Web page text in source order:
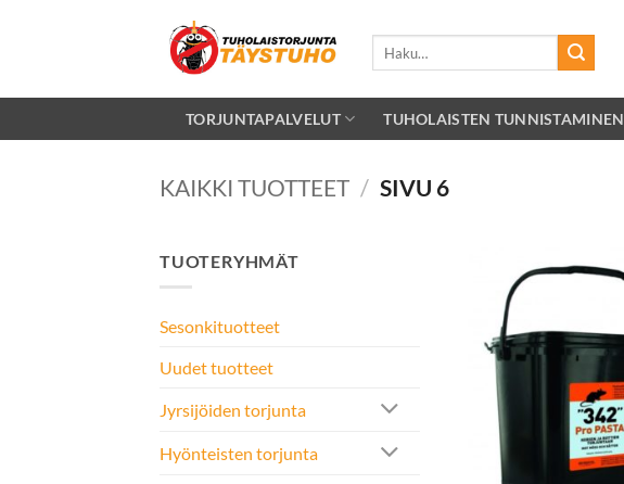
TORJUNTAPALVELUT TUHOLAISTEN TUNNISTAMINEN
KAIKKI TUOTTEET / SIVU 6
TUOTERYHMÄT
Sesonkituotteet
Uudet tuotteet
Jyrsijöiden torjunta
Hyönteisten torjunta